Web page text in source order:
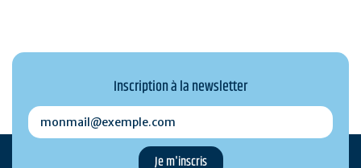
Inscription à la newsletter
monmail@exemple.com